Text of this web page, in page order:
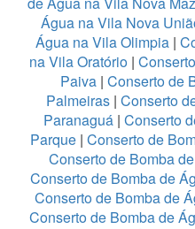
Água na Vila Nova
Água na Vila Olimpia|
na Vila Oratório|
Paiva| Conserto de
Palmeiras | Conserto
Paranaguá| Conserto
Parque | Conserto de
Conserto de Bomba
Conserto de Bomba de
Conserto de Bomba de
Conserto de Bomba de